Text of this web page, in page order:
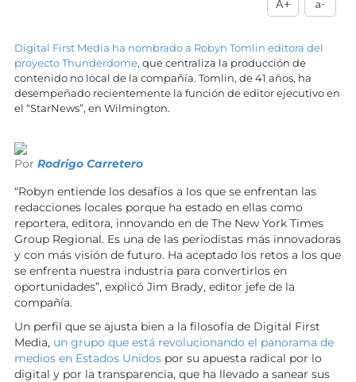
A+ a-
Digital First Media ha nombrado a Robyn Tomlin editora del
proyecto Thunderdome, que centraliza la producción de
contenido no local de la compañía. Tomlin, de 41 años, ha
desempeñado recientemente la función de editor ejecutivo en
el “StarNews”, en Wilmington.
Por Rodrigo Carretero
“Robyn entiende los desafíos a los que se enfrentan las
redacciones locales porque ha estado en ellas como
reportera, editora, innovando en de The New York Times
Group Regional. Es una de las periodistas más innovadoras
y con más visión de futuro. Ha aceptado los retos a los que
se enfrenta nuestra industria para convertirlos en
oportunidades”, explicó Jim Brady, editor jefe de la
compañía.
Un perfil que se ajusta bien a la filosofía de Digital First
Media, un grupo que está revolucionando el panorama de
medios en Estados Unidos por su apuesta radical por lo
digital y por la transparencia, que ha llevado a sanear sus